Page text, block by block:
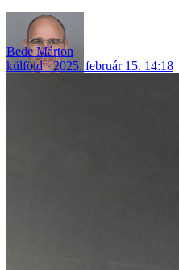
Bede Márton
külföld
2025. február 15. 14:18